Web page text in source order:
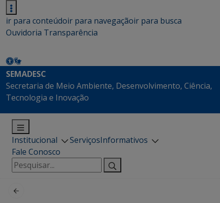
ir para conteúdoir para navegaçãoir para busca
Ouvidoria Transparência
SEMADESC
Secretaria de Meio Ambiente, Desenvolvimento, Ciência,
Tecnologia e Inovação
Institucional ServiçosInformativos
Fale Conosco
Pesquisar
por: